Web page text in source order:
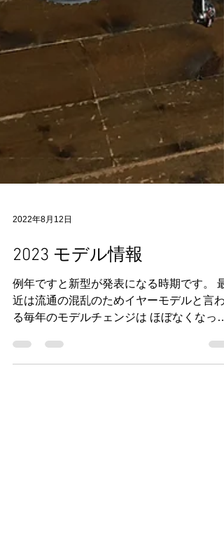
2022年8月12日
2023 モデル情報
近は流通の混乱のためイヤーモデルと言わ
る毎年のモデルチェンジは ほぼなくなって